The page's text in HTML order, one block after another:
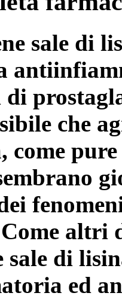
sale di
di
che
come
altri
sale di
ed